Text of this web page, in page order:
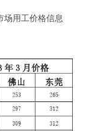
场用工价格信息